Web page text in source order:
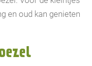
en oud kan genieten